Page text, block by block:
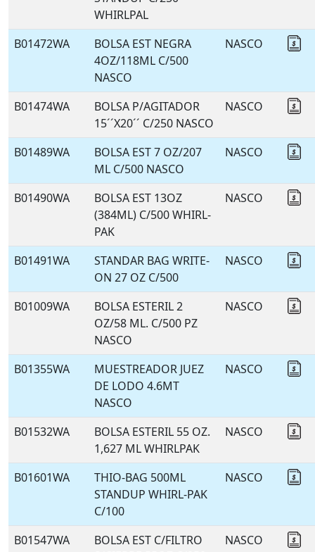
WHIRLPAL
B01472WA
BOLSA EST NEGRA
4OZ/118ML C/500
NASCO
NASCO
B01474WA
BOLSA P/AGITADOR
15´´X20´´ C/250 NASCO
NASCO
B01489WA
BOLSA EST 7 OZ/207
ML C/500 NASCO
NASCO
B01490WA
BOLSA EST 13OZ
(384ML) C/500 WHIRL-
PAK
NASCO
B01491WA
STANDAR BAG WRITE-
ON 27 OZ C/500
NASCO
B01009WA
BOLSA ESTERIL 2
OZ/58 ML. C/500 PZ
NASCO
NASCO
B01355WA
MUESTREADOR JUEZ
DE LODO 4.6MT
NASCO
NASCO
B01532WA
BOLSA ESTERIL 55 OZ.
1,627 ML WHIRLPAK
NASCO
B01601WA
THIO-BAG 500ML
STANDUP WHIRL-PAK
C/100
NASCO
B01547WA
BOLSA EST C/FILTRO
NASCO